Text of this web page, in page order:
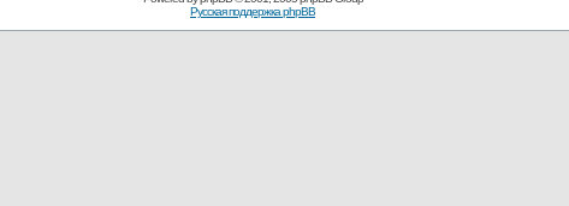
Русская поддержка phpBB